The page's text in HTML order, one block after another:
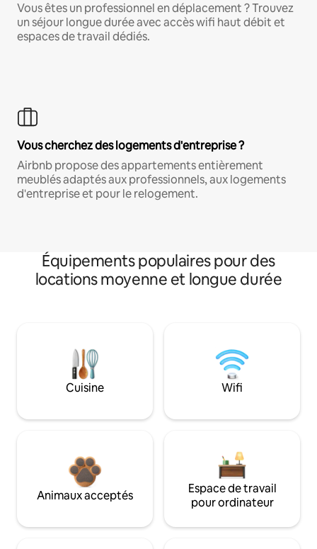
Vous êtes un professionnel en déplacement ? Trouvez
un séjour longue durée avec accès wifi haut débit et
espaces de travail dédiés.
Vous cherchez des logements d'entreprise ?
Airbnb propose des appartements entièrement
meublés adaptés aux professionnels, aux logements
d'entreprise et pour le relogement.
Équipements populaires pour des
locations moyenne et longue durée
Cuisine Wifi
Animaux acceptés
Espace de travail
pour ordinateur